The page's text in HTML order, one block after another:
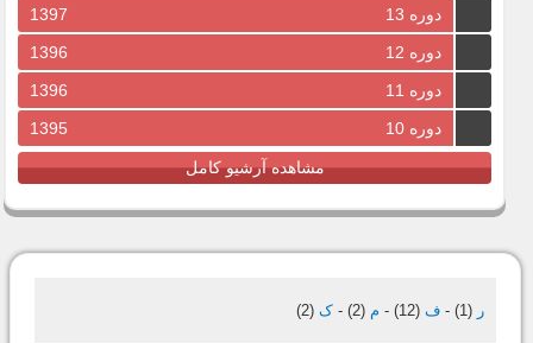
دوره 13
1397
دوره 12
1396
دوره 11
1396
دوره 10
1395
مشاهده آرشیو کامل
ر (1)
- ف (12)
- م (2)
- ک (2)